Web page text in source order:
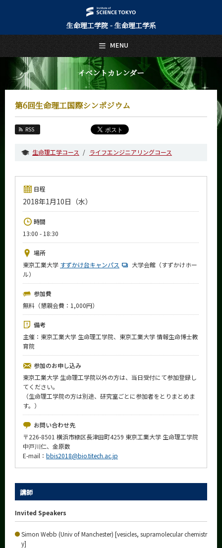
生命理工学院 - 生命理工学系
イベントカレンダー
第6回生命理工国際シンポジウム
RSS
生命理工学コース ライフエンジニアリングコース
日程
2018年1月10日（水）
時間
13:00 - 18:30
場所
東京工業大学 すずかけ台キャンパス
大学会館（すずかけホー
ル）
参加費
無料（懇親会費：1,000円）
備考
主催：東京工業大学 生命理工学院、東京工業大学 情報生命博士教
育院
参加のお申し込み
東京工業大学 生命理工学院以外の方は、当日受付にて参加登録し
てください。
（生命理工学院の方は別途、研究室ごとに参加者をとりまとめま
す。）
お問い合わせ先
〒226-8501 横浜市緑区長津田町4259 東京工業大学 生命理工学院
中戸川仁、金原数
E-mail： bbis2018@bio.titech.ac.jp
講師
Invited Speakers
Simon Webb (Univ of Manchester) [vesicles, supramolecular chemistr
y]
MENU
日本語 English
トップページ
Top Page
生命理工学系について
About Us
Education
入学案内
Admissions
生命理工学系 News
イベントカレンダー
Event Calendar
今後のイベント
今後の課程別イベント
年別アーカイブ
学内向け情報
系詳細情報
CLOSE